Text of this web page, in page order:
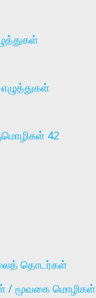
42
தொடர்கள்
/ மூவகை மொழிகள்